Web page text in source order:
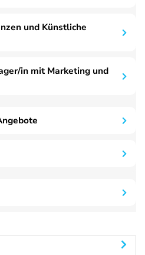
und Künstliche
in mit Marketing und